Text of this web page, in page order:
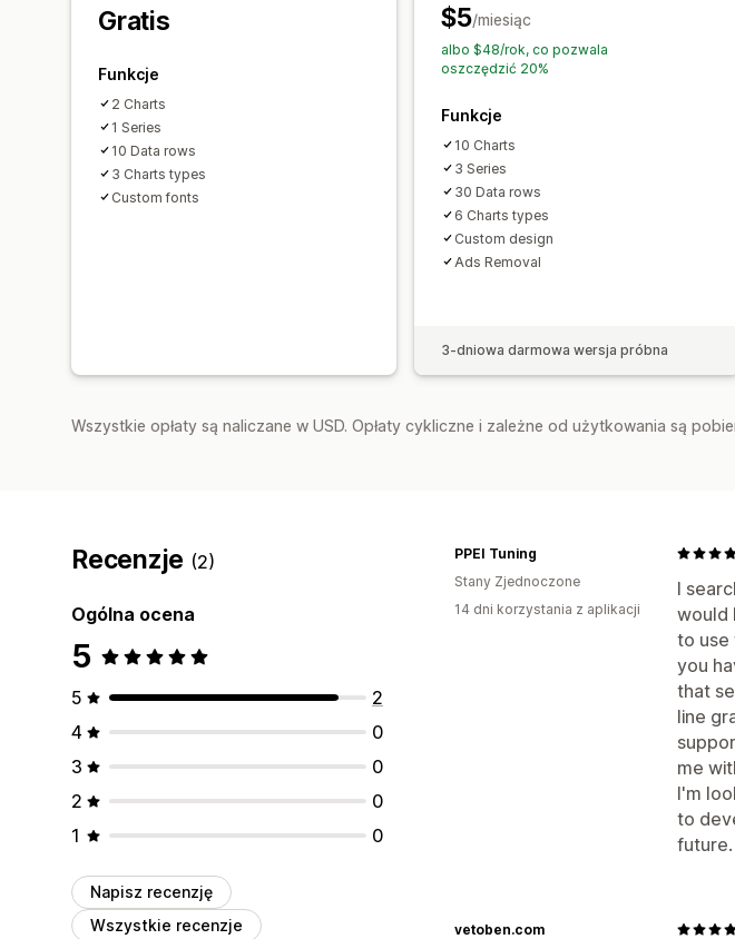
Gratis
Funkcje
2 Charts
1 Series
10 Data rows
3 Charts types
Custom fonts
$5/miesiąc
albo $48/rok, co pozwala
oszczędzić 20%
Funkcje
10 Charts
3 Series
30 Data rows
6 Charts types
Custom design
Ads Removal
3-dniowa darmowa wersja próbna
Wszystkie opłaty są naliczane w USD. Opłaty cykliczne i zależne od użytkowania są
Recenzje (2)
Ogólna ocena
5
5
2
4
0
3
0
2
0
1
0
Napisz recenzję
Wszystkie recenzje
I
would
to use
you
that
line
me
I'm
to
future.
PPEI Tuning
Stany Zjednoczone
14 dni korzystania z aplikacji
vetoben.com